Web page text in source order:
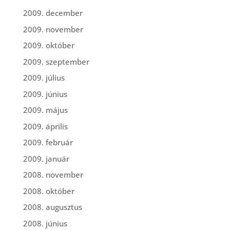
2009. december
2009. november
2009. október
2009. szeptember
2009. július
2009. június
2009. május
2009. április
2009. február
2009. január
2008. november
2008. október
2008. augusztus
2008. június